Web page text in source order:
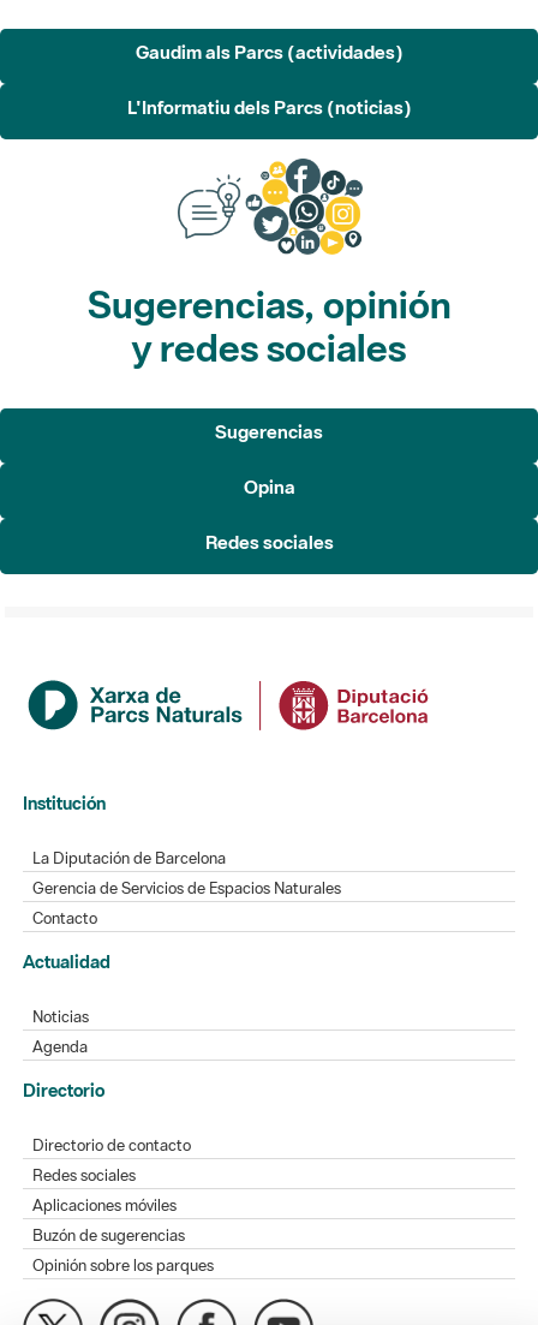
Gaudim als Parcs (actividades)
L'Informatiu dels Parcs (noticias)
Sugerencias, opinión
y redes sociales
Sugerencias
Opina
Redes sociales
Institución
La Diputación de Barcelona
Gerencia de Servicios de Espacios Naturales
Contacto
Actualidad
Noticias
Agenda
Directorio
Directorio de contacto
Redes sociales
Aplicaciones móviles
Buzón de sugerencias
Opinión sobre los parques